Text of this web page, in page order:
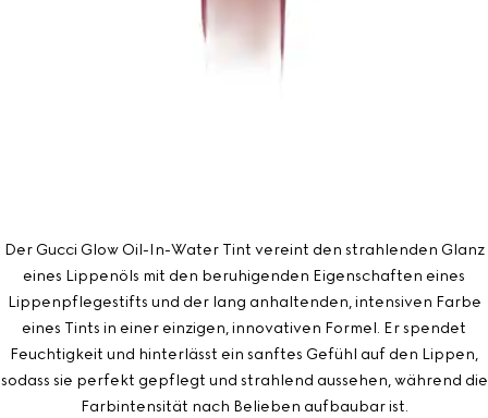
Der Gucci Glow Oil-In-Water Tint vereint den strahlenden Glanz
eines Lippenöls mit den beruhigenden Eigenschaften eines
Lippenpflegestifts und der lang anhaltenden, intensiven Farbe
eines Tints in einer einzigen, innovativen Formel. Er spendet
Feuchtigkeit und hinterlässt ein sanftes Gefühl auf den Lippen,
sodass sie perfekt gepflegt und strahlend aussehen, während die
Farbintensität nach Belieben aufbaubar ist.